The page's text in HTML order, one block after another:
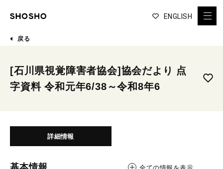
ENGLISH
戻る
[石川県視覚障害者協会]協会だより 点
字資料 令和元年6/38～令和8年6
詳細情報
基本情報